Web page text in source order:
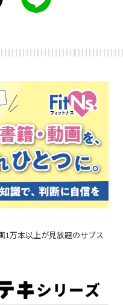
1万本以上が見放題のサブス